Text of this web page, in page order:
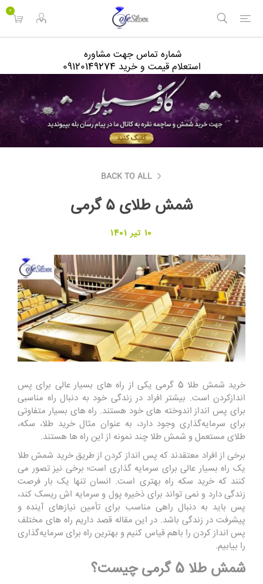
0
شماره تماس جهت مشاوره
استعلام قیمت و خرید 09120149274
BACK TO ALL
شمش طلای ۵ گرمی
10 تیر 1401
خرید شمش طلا 5 گرمی یکی از راه ‌های بسیار عالی برای پس
‌اندازکردن است. بیشتر افراد در زندگی خود به دنبال راه مناسبی
برای پس‌ انداز اندوخته ‌های خود هستند. راه‌ های بسیار متفاوتی
برای سرمایه‌گذاری وجود دارد، به ‌عنوان ‌مثال خرید طلا، سکه،
طلای مستعمل و شمش طلا چند نمونه از این راه ‌ها هستند.
برخی از افراد معتقدند که پس ‌انداز کردن از طریق خرید شمش طلا
یک راه بسیار عالی برای سرمایه ‌گذاری است؛ برخی نیز تصور می
‌کنند که خرید سکه راه بهتری است. انسان تنها یک ‌بار فرصت
زندگی دارد و نمی‌ تواند برای ذخیره پول و سرمایه ‌اش ریسک کند،
پس باید به دنبال راهی مناسب برای تأمین نیازهای آینده‌ و
پیشرفت در زندگی باشد. در این مقاله قصد داریم راه‌ های مختلف
پس ‌انداز کردن را باهم قیاس کنیم و بهترین راه برای سرمایه‌گذاری
را بیابیم.
شمش طلا 5 گرمی چیست؟